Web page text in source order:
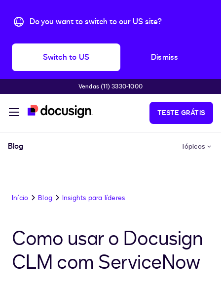
Do you want to switch to our US site?
Switch to US Dismiss
Pular para o conteúdo principal
Vendas (11) 3330-1000
TESTE GRÁTIS
Blog Tópicos
Início Blog Insights para líderes
Como usar o Docusign
CLM com ServiceNow